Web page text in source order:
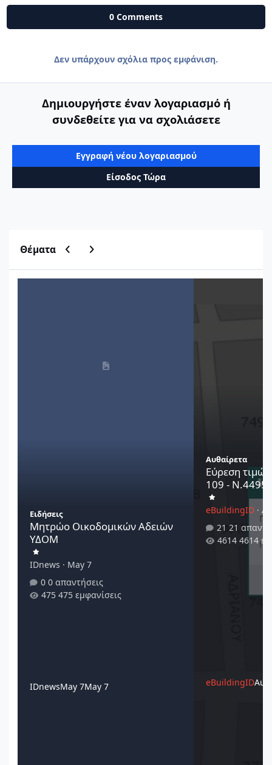
0 Comments
Δεν υπάρχουν σχόλια προς εμφάνιση.
Δημιουργήστε έναν λογαριασμό ή
συνδεθείτε για να σχολιάσετε
Εγγραφή νέου λογαριασμού
Είσοδος Τώρα
Θέματα Previous carousel slide
Next carousel slide
Ειδήσεις
Μητρώο Οικοδομικών Αδειών
ΥΔΟΜ
IDnews · May 7
0 απαντήσεις
475 εμφανίσεις
IDnewsMay 7May 7
Αυθαίρετα
Εύρεση
109 -
eBuildingID·
21
4614
eBuildingID